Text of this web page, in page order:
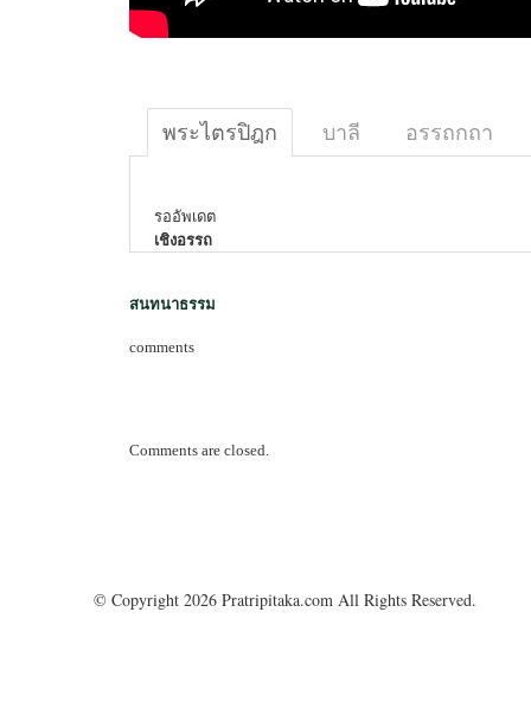
พระไตรปิฎก บาลี อรรถกถา
รออัพเดต
เชิงอรรถ
สนทนาธรรม
comments
Comments are closed.
© Copyright 2026 Pratripitaka.com All Rights Reserved.